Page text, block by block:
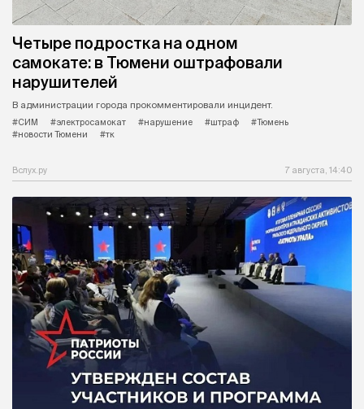
Четыре подростка на одном
самокате: в Тюмени оштрафовали
нарушителей
В администрации города прокомментировали инцидент.
#СИМ
#электросамокат #нарушение #штраф
#Тюмень
#новости Тюмени
#тк
Вслух.ру 7 августа, 14:40